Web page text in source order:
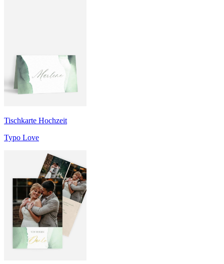
Tischkarte Hochzeit
Typo Love